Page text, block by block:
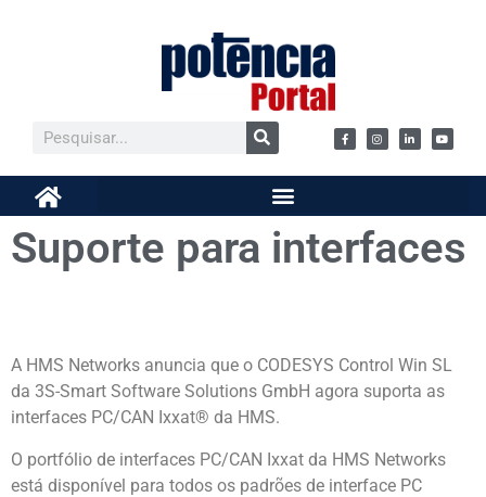
Suporte para interfaces
A HMS Networks anuncia que o CODESYS Control Win SL
da 3S-Smart Software Solutions GmbH agora suporta as
interfaces PC/CAN Ixxat® da HMS.
O portfólio de interfaces PC/CAN Ixxat da HMS Networks
está disponível para todos os padrões de interface PC